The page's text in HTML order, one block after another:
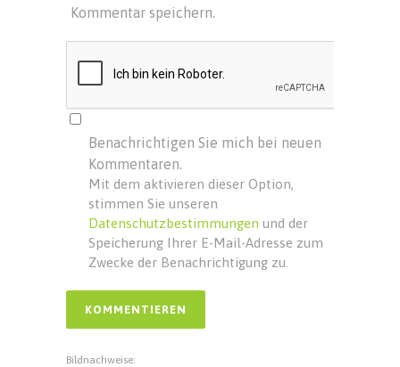
Kommentar speichern.
Benachrichtigen Sie mich bei neuen
Kommentaren.
Mit dem aktivieren dieser Option,
stimmen Sie unseren
Datenschutzbestimmungen und der
Speicherung Ihrer E-Mail-Adresse zum
Zwecke der Benachrichtigung zu.
Bildnachweise: